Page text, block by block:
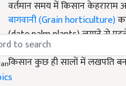
वर्तमान समय में किसान
बागवानी (Grain horticulture)
(date palm plants)लगाने से
फल प्राप्त हुए. किसान केहराराम ने
किसान कुछ ही सालों में लखपति